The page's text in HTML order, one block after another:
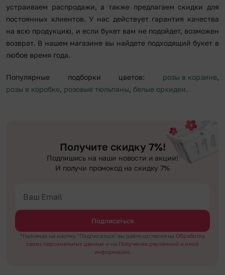
устраиваем распродажи, а также предлагаем скидки для
постоянных клиентов. У нас действует гарантия качества
на всю продукцию, и если букет вам не подойдет, возможен
возврат. В нашем магазине вы найдете подходящий букет в
любое время года.
Популярные подборки цветов: розы в корзине,
розы в коробке, розовые тюльпаны, белые орхидеи.
Получите скидку 7%!
Подпишись на наши новости и акции!
И получи промокод на скидку 7%
Подписаться
*Нажимая на кнопку "Подписаться" вы даёте согласие на Обработку
своих персональных данных и на Получение рекламной и иной
информации.